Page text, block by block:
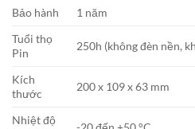
Bảo hành
1 năm
Tuổi thọ
Pin
250h (không đèn nền,
Kích
thước
200 x 109 x 63 mm
Nhiệt độ